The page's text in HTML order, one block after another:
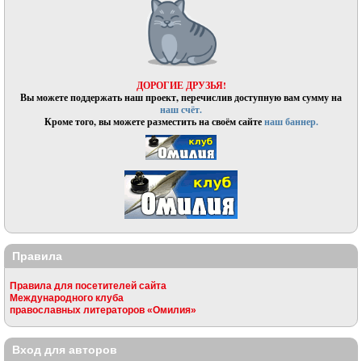
ДОРОГИЕ ДРУЗЬЯ!
Вы можете поддержать наш проект, перечислив доступную вам сумму на
наш счёт.
Кроме того, вы можете разместить на своём сайтенаш баннер.
Правила
Правила для посетителей сайта
Международного клуба
православных литераторов «Омилия»
Вход для авторов